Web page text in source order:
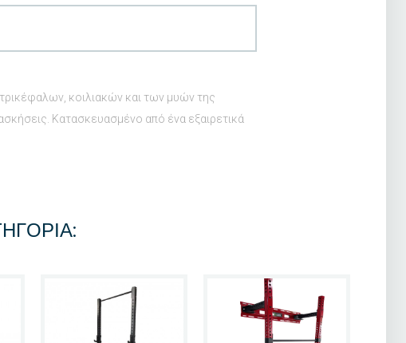
κοιλιακών και των μυών της
Κατασκευασμένο από ένα εξαιρετικά